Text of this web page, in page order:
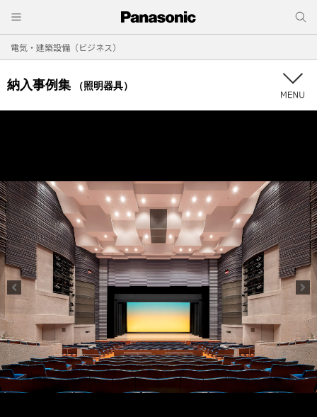
電気・建築設備（ビジネス）
納入事例集 （照明器具）